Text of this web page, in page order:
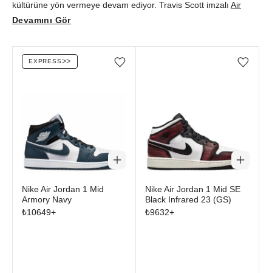
kültürüne yön vermeye devam ediyor. Travis Scott imzalı Air
Jordan 1Retro Low OG SP modellerinde kullanılan ters Swoosh
Panda, Bred Toe gibi klasik renklerle Silver Toe gibi özel
edisyonları buluşturan Air Jordan, şıklık arayan sneaker
Devamını Gör
Favorilere ekle/çıkar
EXPRESSᐳᐳ
Nike Air Jordan 1 Mid
Armory Navy
₺10649+
Favorilere ekle/çıkar
Nike Air Jordan 1 Mid SE
Black Infrared 23 (GS)
₺9632+